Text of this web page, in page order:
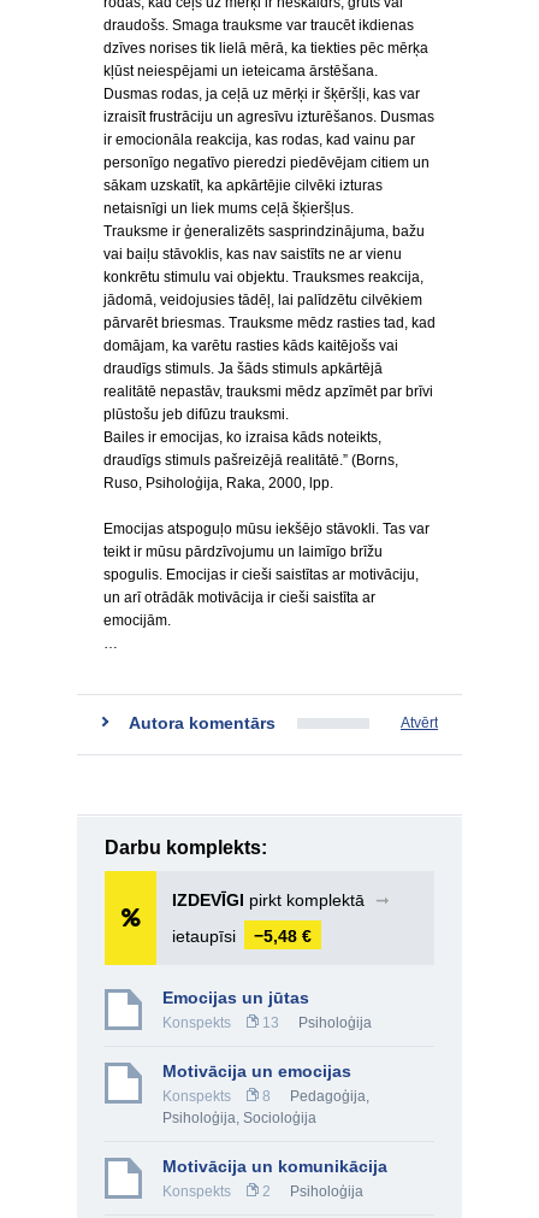
draudošs. Smaga trauksme var traucēt ikdienas
dzīves norises tik lielā mērā, ka tiekties pēc mērķa
kļūst neiespējami un ieteicama ārstēšana.
Dusmas rodas, ja ceļā uz mērķi ir šķēršļi, kas var
izraisīt frustrāciju un agresīvu izturēšanos. Dusmas
ir emocionāla reakcija, kas rodas, kad vainu par
personīgo negatīvo pieredzi piedēvējam citiem un
sākam uzskatīt, ka apkārtējie cilvēki izturas
netaisnīgi un liek mums ceļā šķieršļus.
Trauksme ir ģeneralizēts sasprindzinājuma, bažu
vai baiļu stāvoklis, kas nav saistīts ne ar vienu
konkrētu stimulu vai objektu. Trauksmes reakcija,
jādomā, veidojusies tādēļ, lai palīdzētu cilvēkiem
pārvarēt briesmas. Trauksme mēdz rasties tad, kad
domājam, ka varētu rasties kāds kaitējošs vai
draudīgs stimuls. Ja šāds stimuls apkārtējā
realitātē nepastāv, trauksmi mēdz apzīmēt par brīvi
plūstošu jeb difūzu trauksmi.
Bailes ir emocijas, ko izraisa kāds noteikts,
draudīgs stimuls pašreizējā realitātē.” (Borns,
Ruso, Psiholoģija, Raka, 2000, lpp.
Emocijas atspoguļo mūsu iekšējo stāvokli. Tas var
teikt ir mūsu pārdzīvojumu un laimīgo brīžu
spogulis. Emocijas ir cieši saistītas ar motivāciju,
un arī otrādāk motivācija ir cieši saistīta ar
emocijām.
…
Autora komentārs Atvērt
Darbu komplekts:
IZDEVĪGI pirkt komplektā
➞
ietaupīsi
−5,48 €
Emocijas un jūtas
Konspekts 13 Psiholoģija
Motivācija un emocijas
Konspekts 8 Pedagoģija,
Psiholoģija, Socioloģija
Motivācija un komunikācija
Konspekts 2 Psiholoģija